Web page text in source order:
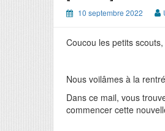
10 septembre 2022
Coucou les petits scouts,
Nous voilâmes à la
Dans ce mail, vous
commencer cette